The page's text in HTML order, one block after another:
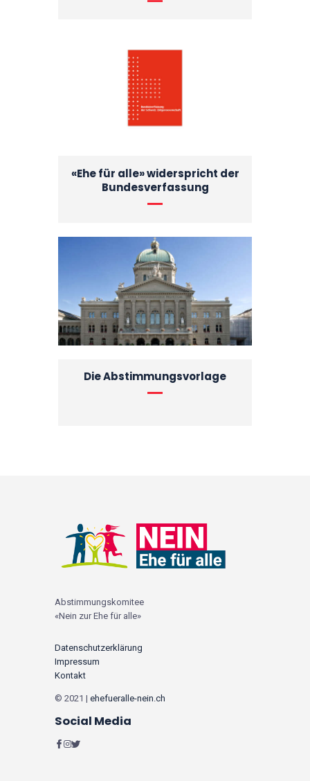
«Ehe für alle» widerspricht der
Bundesverfassung
Die Abstimmungsvorlage
Abstimmungskomitee
«Nein zur Ehe für alle»
Datenschutzerklärung
Impressum
Kontakt
© 2021 | ehefueralle-nein.ch
Social Media